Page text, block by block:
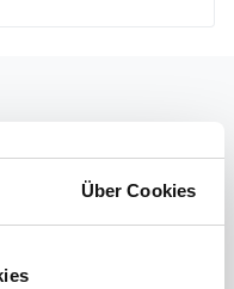
Über Cookies